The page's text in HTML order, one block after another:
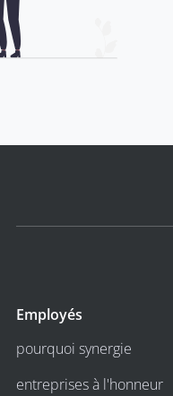
Employés
pourquoi synergie
entreprises à l'honneur